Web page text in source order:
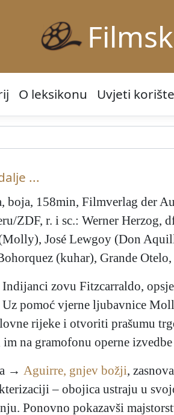
O leksikonu Uvjeti
...
boja, 158min, Filmverlag der
ZDF, r. i sc.: Werner Herzog,
José Lewgoy (Don
(kuhar), Grande
zovu Fitzcarraldo,
Uz pomoć vjerne ljubavnice
rijeke i otvoriti prašumu
na gramofonu operne izvedbe
→ Aguirre, gnjev božji,
– obojica ustraju u
Ponovno pokazavši